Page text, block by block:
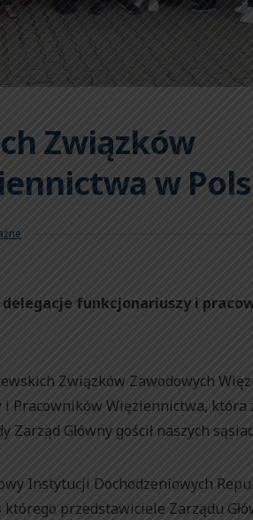
Związków
w
delegacje funkcjonariuszy i
Związków Zawodowych
Pracowników Więziennictwa, która
Główny gościł naszych
Instytucji Dochodzeniowych
przedstawiciele Zarządu